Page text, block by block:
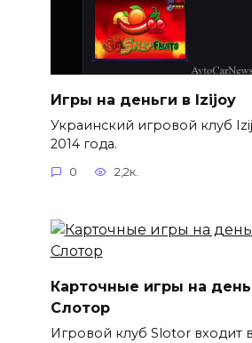
Игры на деньги в Izijoy
Украинский игровой клуб
2014 года.
0 2,2к.
Карточные игры на
Слотор
Игровой клуб Slotor входит